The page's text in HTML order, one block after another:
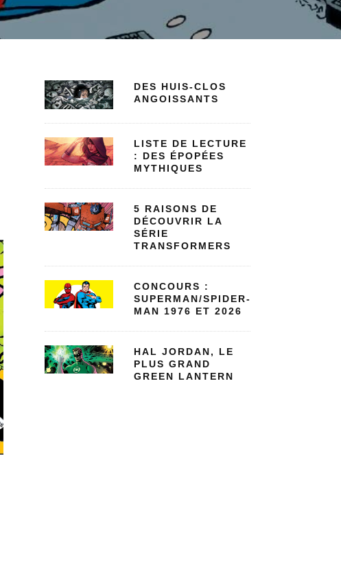
DES HUIS-CLOS
ANGOISSANTS
LISTE DE LECTURE
: DES ÉPOPÉES
MYTHIQUES
5 RAISONS DE
DÉCOUVRIR LA
SÉRIE
TRANSFORMERS
CONCOURS :
SUPERMAN/SPIDER-
MAN 1976 ET 2026
HAL JORDAN, LE
PLUS GRAND
GREEN LANTERN